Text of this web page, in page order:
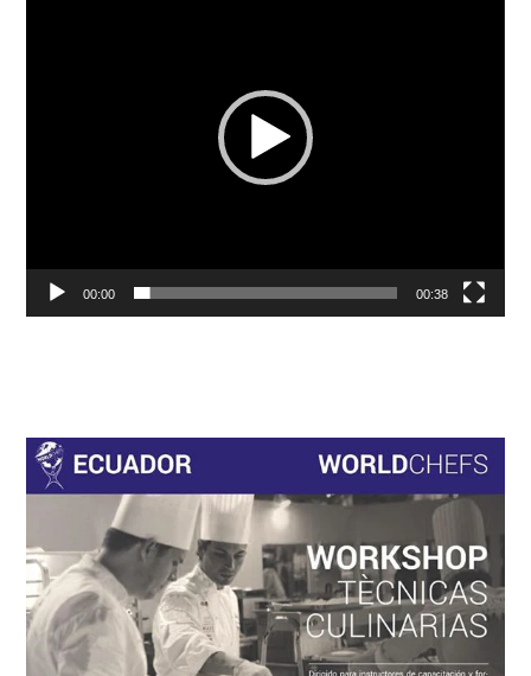
00:00 00:38